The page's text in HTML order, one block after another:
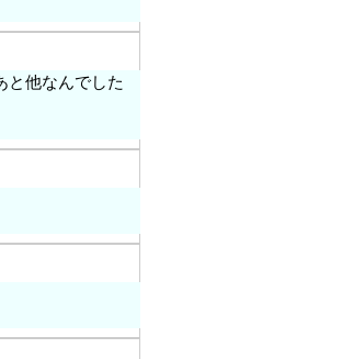
と他なんでした